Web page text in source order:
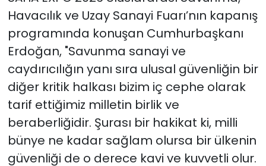
Havacılık ve Uzay Sanayi Fuarı’nın kapanış
programında konuşan Cumhurbaşkanı
Erdoğan, "Savunma sanayi ve
caydırıcılığın yanı sıra ulusal güvenliğin bir
diğer kritik halkası bizim iç cephe olarak
tarif ettiğimiz milletin birlik ve
beraberliğidir. Şurası bir hakikat ki, milli
bünye ne kadar sağlam olursa bir ülkenin
güvenliği de o derece kavi ve kuvvetli olur.